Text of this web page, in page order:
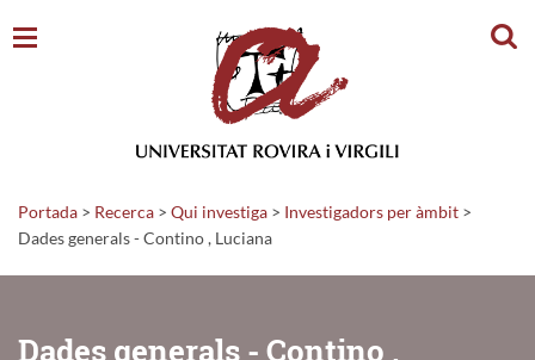
Portada > Recerca > Qui investiga > Investigadors per àmbit >
Dades generals - Contino , Luciana
Dades generals - Contino ,